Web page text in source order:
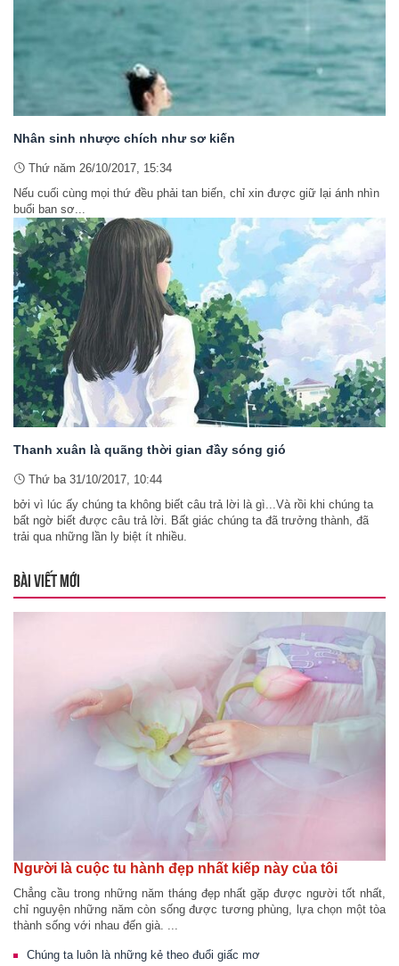
Nhân sinh nhược chích như sơ kiến
Thứ năm 26/10/2017, 15:34
Nếu cuối cùng mọi thứ đều phải tan biến, chỉ xin được giữ lại ánh nhìn
buổi ban sơ...
Thanh xuân là quãng thời gian đầy sóng gió
Thứ ba 31/10/2017, 10:44
bởi vì lúc ấy chúng ta không biết câu trả lời là gì...Và rồi khi chúng ta
bất ngờ biết được câu trả lời. Bất giác chúng ta đã trưởng thành, đã
trải qua những lần ly biệt ít nhiều.
BÀI VIẾT MỚI
Người là cuộc tu hành đẹp nhất kiếp này của tôi
Chẳng cầu trong những năm tháng đẹp nhất gặp được người tốt nhất,
chỉ nguyện những năm còn sống được tương phùng, lựa chọn một tòa
thành sống với nhau đến già. ...
Chúng ta luôn là những kẻ theo đuổi giấc mơ